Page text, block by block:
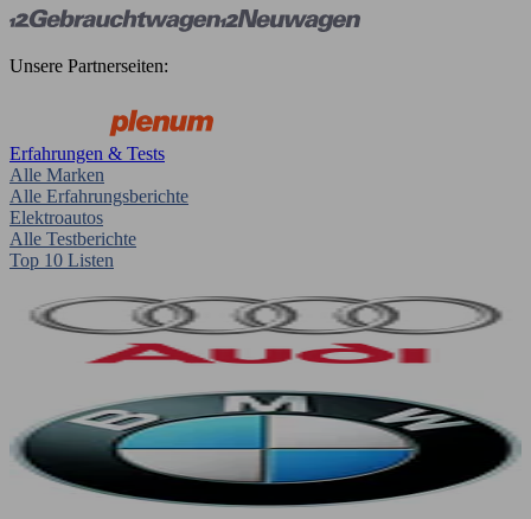
Unsere Partnerseiten:
Erfahrungen & Tests
Alle Marken
Alle Erfahrungsberichte
Elektroautos
Alle Testberichte
Top 10 Listen